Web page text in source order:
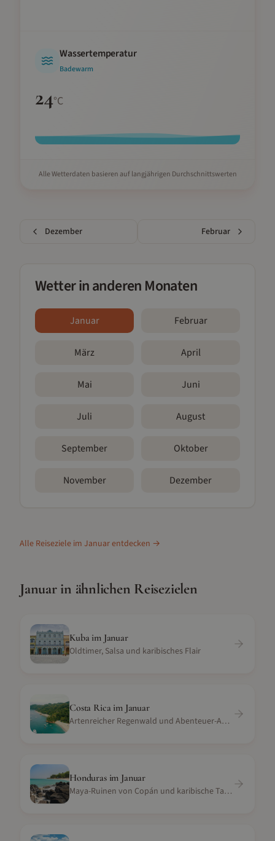
Wassertemperatur
Badewarm
24°C
Alle Wetterdaten basieren auf langjährigen Durchschnittswerten
Dezember Februar
Wetter in anderen Monaten
Januar Februar
März April
Mai Juni
Juli August
September Oktober
November Dezember
Alle Reiseziele im Januarentdecken →
Januarin ähnlichen Reisezielen
Kuba im Januar
Oldtimer, Salsa und karibisches Flair
Costa Rica im Januar
Artenreicher Regenwald und Abenteuer-Aktivitäten
Hondurasim Januar
Maya-Ruinen von Copán und karibische Tauchparadiese